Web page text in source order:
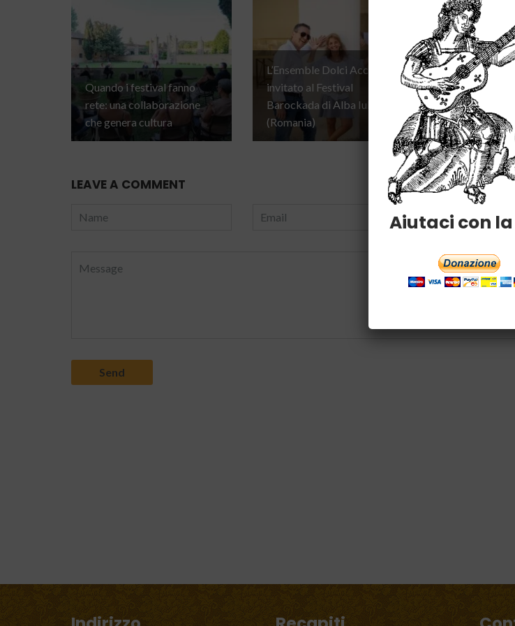
Quando i festival fanno
rete: una collaborazione
che genera cultura
L’Ensemble Dolci Accenti
invitato al Festival
Barockada di Alba Iulia
(Romania)
Dialoghi in
coproduzione
dall’ascolto e
LEAVE A COMMENT
Aiutaci con